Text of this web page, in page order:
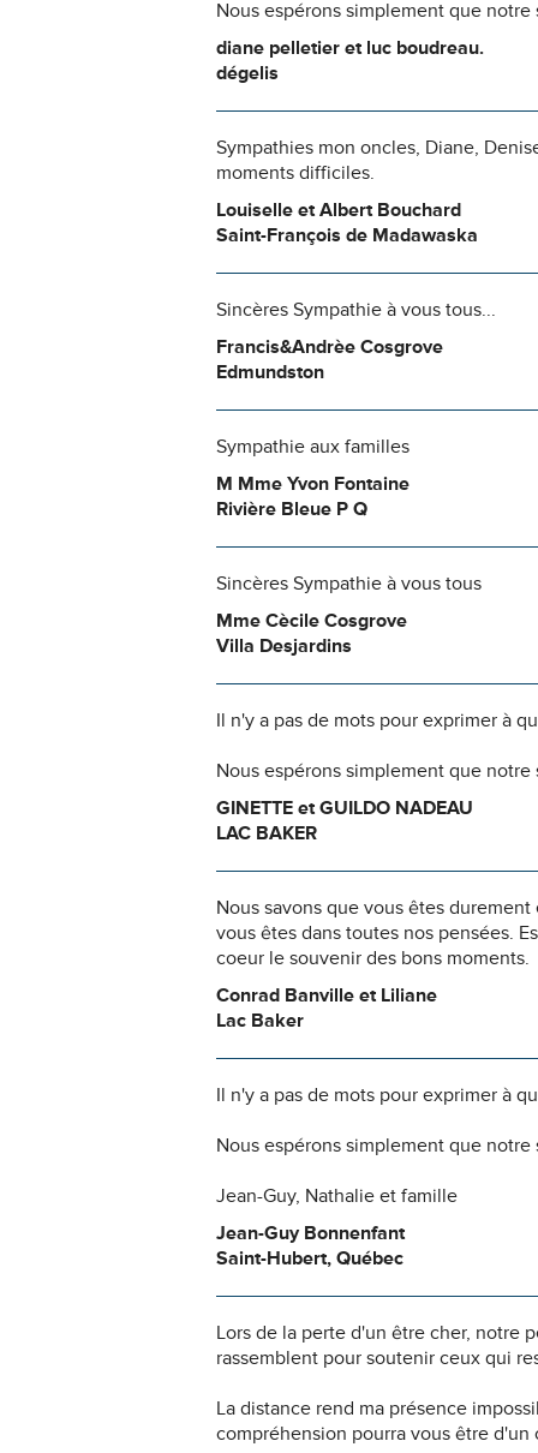
Nous espérons simplement que
diane pelletier et luc boudreau.
dégelis
Sympathies mon oncles, Diane,
moments difficiles.
Louiselle et Albert Bouchard
Saint-François de Madawaska
Sincères Sympathie à vous tous...
Francis&Andrèe Cosgrove
Edmundston
Sympathie aux familles
M Mme Yvon Fontaine
Rivière Bleue P Q
Sincères Sympathie à vous tous
Mme Cècile Cosgrove
Villa Desjardins
Il n'y a pas de mots pour exprimer à
Nous espérons simplement que
GINETTE et GUILDO NADEAU
LAC BAKER
Nous savons que vous êtes
vous êtes dans toutes nos pensées.
coeur le souvenir des bons moments.
Conrad Banville et Liliane
Lac Baker
Il n'y a pas de mots pour exprimer à
Nous espérons simplement que
Jean-Guy, Nathalie et famille
Jean-Guy Bonnenfant
Saint-Hubert, Québec
Lors de la perte d'un être cher, notre
rassemblent pour soutenir ceux qui
La distance rend ma présence
compréhension pourra vous être d'un